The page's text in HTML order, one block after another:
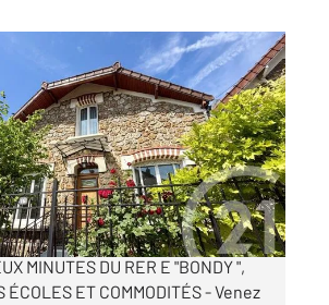
000 €
- AU PIED DE LA GARE
MINUTES DU RER E "BONDY ",
ÉCOLES ET COMMODITÉS - Venez